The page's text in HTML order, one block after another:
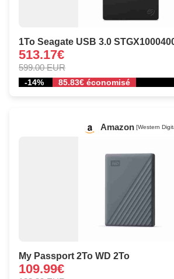
1To Seagate USB 3.0
513.17€
599.00 EUR
-14% 85.83€ économisé
Amazon [Western
My Passport 2To WD 2To
109.99€